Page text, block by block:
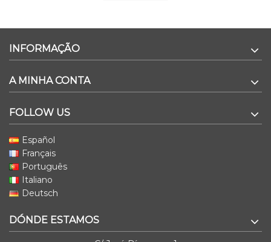
INFORMAÇÃO
A MINHA CONTA
FOLLOW US
Español
Français
Português
Italiano
Deutsch
DÓNDE ESTAMOS